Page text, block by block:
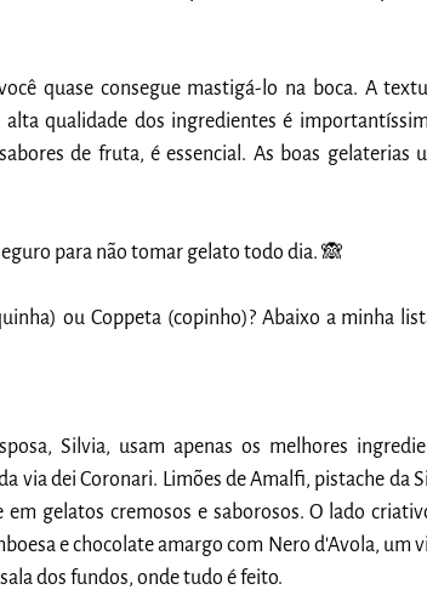
quase consegue mastigá-lo na boca. A
qualidade dos ingredientes é
de fruta, é essencial. As boas gelaterias
para não tomar gelato todo dia. 🙈
ou Coppeta (copinho)? Abaixo a minha
Silvia, usam apenas os melhores
via dei Coronari. Limões de Amalfi, pistache da
gelatos cremosos e saborosos. O lado
e chocolate amargo com Nero d'Avola, um
dos fundos, onde tudo é feito.